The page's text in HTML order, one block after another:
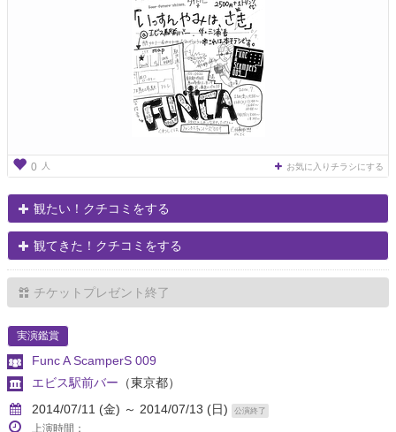
0 人 お気に入りチラシにする
観たい！クチコミをする
観てきた！クチコミをする
チケットプレゼント終了
実演鑑賞
Func A ScamperS 009
エビス駅前バー （東京都）
2014/07/11 (金) ～ 2014/07/13 (日)
公演終了
上演時間：